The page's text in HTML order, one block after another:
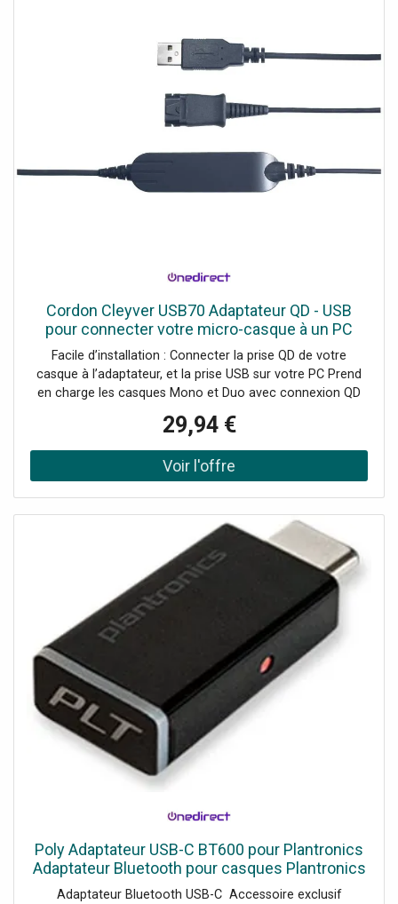
Cordon Cleyver USB70 Adaptateur QD - USB
pour connecter votre micro-casque à un PC
Facile d’installation : Connecter la prise QD de votre
casque à l’adaptateur, et la prise USB sur votre PC Prend
en charge les casques Mono et Duo avec connexion QD
Son haute qualité avec technologie DSP Parfaitement
adapté à une utilisation VoIP USB 2.0 Aucun logiciel requis
Compatible avec les casques équipés d’une prise Quick
Disconnect Cleyver ou Plantronics
29,94 €
Poly Adaptateur USB-C BT600 pour Plantronics
Adaptateur Bluetooth pour casques Plantronics
Adaptateur Bluetooth USB-C Accessoire exclusif